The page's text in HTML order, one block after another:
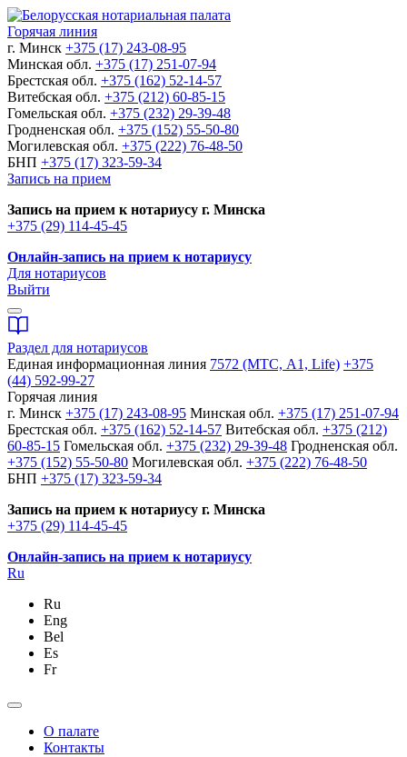
Горячая линия
г. Минск +375 (17) 243-08-95
Минская обл. +375 (17) 251-07-94
Брестская обл. +375 (162) 52-14-57
Витебская обл. +375 (212) 60-85-15
Гомельская обл. +375 (232) 29-39-48
Гродненская обл. +375 (152) 55-50-80
Могилевская обл. +375 (222) 76-48-50
БНП +375 (17) 323-59-34
Запись на прием
Запись на прием к нотариусу г. Минска
+375 (29) 114-45-45
Онлайн-запись на прием к нотариусу
Для нотариусов
Выйти
Раздел для нотариусов
Единая информационная линия 7572 (МТС, A1, Life) +375
(44) 592-99-27
Горячая линия
г. Минск +375 (17) 243-08-95 Минская обл. +375 (17) 251-07-94
Брестская обл. +375 (162) 52-14-57 Витебская обл. +375 (212)
60-85-15 Гомельская обл. +375 (232) 29-39-48 Гродненская обл.
+375 (152) 55-50-80 Могилевская обл. +375 (222) 76-48-50
БНП +375 (17) 323-59-34
Запись на прием к нотариусу г. Минска
+375 (29) 114-45-45
Онлайн-запись на прием к нотариусу
Ru
Ru
Eng
Bel
Es
Fr
О палате
Контакты